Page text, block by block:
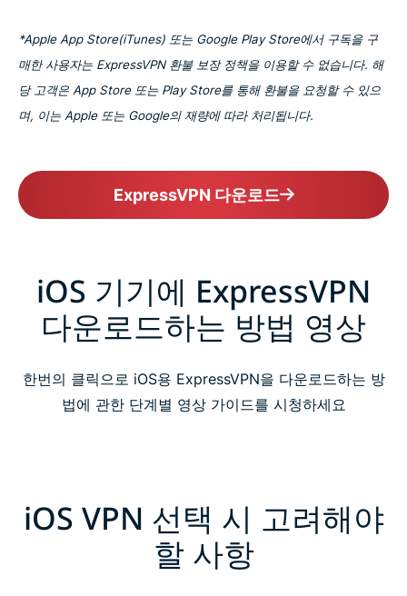
*Apple App Store(iTunes) 또는 Google Play Store에서 구독을 구
매한 사용자는 ExpressVPN 환불 보장 정책을 이용할 수 없습니다. 해
당 고객은 App Store 또는 Play Store를 통해 환불을 요청할 수 있으
며, 이는 Apple 또는 Google의 재량에 따라 처리됩니다.
ExpressVPN 다운로드
iOS 기기에 ExpressVPN
다운로드하는 방법 영상
한번의 클릭으로 iOS용 ExpressVPN을 다운로드하는 방
법에 관한 단계별 영상 가이드를 시청하세요
iOS VPN 선택 시 고려해야
할 사항